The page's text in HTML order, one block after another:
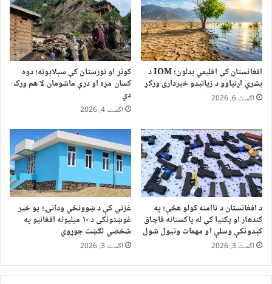
افغانستان کې اقلیمي بدلون؛ IOM د
بشري اړتیاوو د زیاتېدو خبرداری ورکړ
اگست 6, 2026
کونړ او نورستان کې سېلابونه؛ دوه
کسان مړه او درې ماشومان لا هم ورک
دي
اگست 4, 2026
د افغانستان د ناامنه کولو هڅې؛ په
کندهار او پکتیا کې له پاکستانه قاچاق
کېدونکې وسلې او مهمات ونیول شول
اگست 3, 2026
غزني کې د ښوونځي ودانۍ؛ یو خیر
غوښتونکی د ۱۰ میلیونه افغانیو په
شخصي لګښت جوړوي
اگست 3, 2026